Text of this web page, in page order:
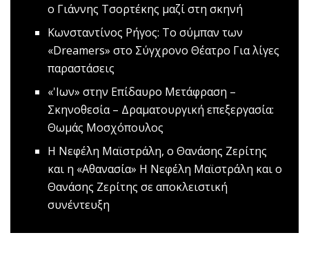
ο Γιάννης Τσορτέκης μαζί στη σκηνή
Κωνσταντίνος Ρήγος: Το σύμπαν των
«Dreamers» στο Σύγχρονο Θέατρο Για λίγες
παραστάσεις
«'Ιων» στην Επίδαυρο Μετάφραση –
Σκηνοθεσία – Δραματουργική επεξεργασία:
Θωμάς Μοσχόπουλος
H Νεφέλη Μαϊστράλη, o Θανάσης Ζερίτης
και η «Αθανασία» Η Νεφέλη Μαϊστράλη και ο
Θανάσης Ζερίτης σε αποκλειστική
συνέντευξη